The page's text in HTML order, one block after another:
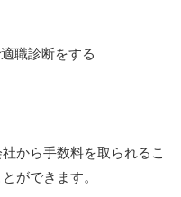
職診断をする
から手数料を取られるこ
ができます。